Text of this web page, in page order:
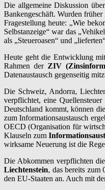
Die allgemeine Diskussion
Bankengeschäft. Wurden
Fragestellung heute: „Wie
Selbstanzeige“ war das
als „Steueroasen“ und
Heute geht die Entwicklung
Rahmen der ZIV
Datenaustausch gegenseitig
Die Schweiz, Andorra,
verpflichtet, eine
Deutschland kommt, können
zum Informationsaustausch
OECD (Organisation für
Klauseln zum
wirksame Neuerung ist die
Die Abkommen verpflichten
Liechtenstein, das bereits zum
den EU-Staaten an. Auch mit